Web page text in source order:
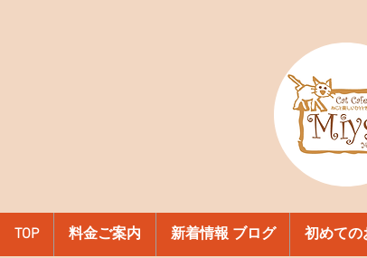
TOP 料金ご案内 新着情報 ブログ 初めての